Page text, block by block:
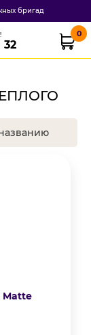
бригад
32
0
Matte